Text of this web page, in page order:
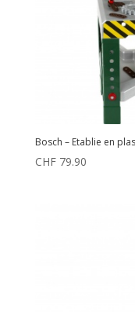
Bosch – Etablie en
CHF79.90